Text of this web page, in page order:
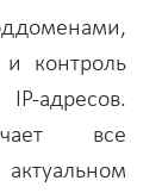
и контроль
адресов.
все